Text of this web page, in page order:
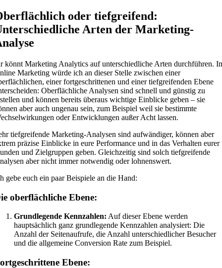
oder tiefgreifend:
Arten der Marketing-
könnt Marketing Analytics auf unterschiedliche Arten durchführen.
Marketing würde ich an dieser Stelle zwischen einer
einer fortgeschrittenen und einer tiefgreifenden Ebene
Oberflächliche Analysen sind schnell und günstig zu
und können bereits überaus wichtige Einblicke geben – sie
aber auch ungenau sein, zum Beispiel weil sie bestimmte
oder Entwicklungen außer Acht lassen.
tiefgreifende Marketing-Analysen sind aufwändiger, können aber
präzise Einblicke in eure Performance und in das Verhalten eurer
und Zielgruppen geben. Gleichzeitig sind solch tiefgreifende
aber nicht immer notwendig oder lohnenswert.
gebe euch ein paar Beispiele an die Hand:
oberflächliche Ebene:
Grundlegende Kennzahlen: Auf dieser Ebene werden
hauptsächlich ganz grundlegende Kennzahlen analysiert: Die
Anzahl der Seitenaufrufe, die Anzahl unterschiedlicher Besucher
und die allgemeine Conversion Rate zum Beispiel.
Ebene: